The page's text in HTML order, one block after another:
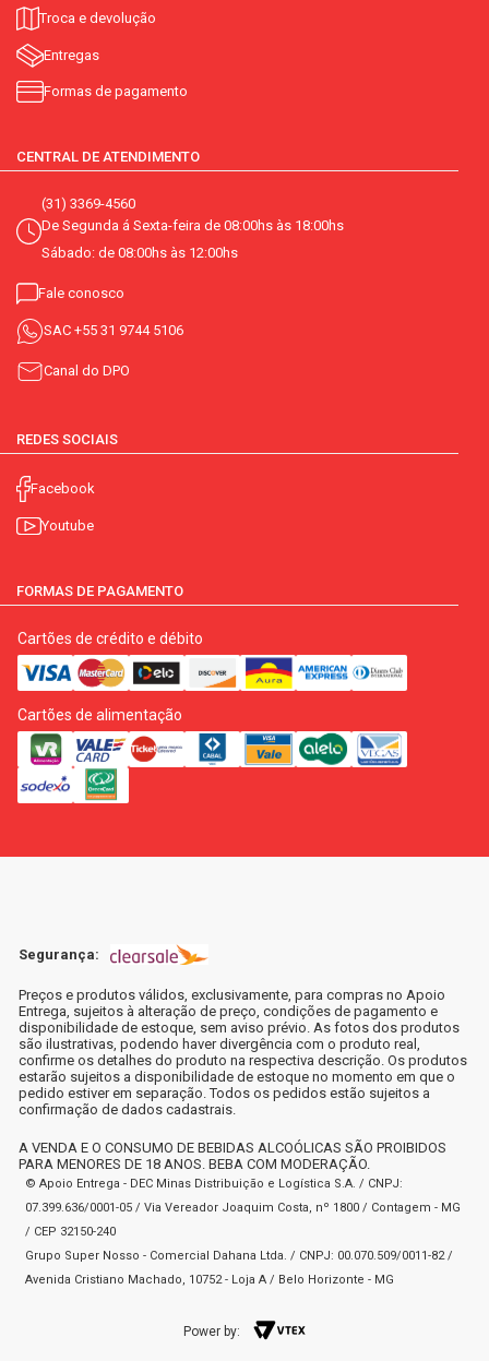
Troca e devolução
Entregas
Formas de pagamento
CENTRAL DE ATENDIMENTO
(31) 3369-4560
De Segunda á Sexta-feira de 08:00hs às 18:00hs
Sábado: de 08:00hs às 12:00hs
Fale conosco
SAC +55 31 9744 5106
Canal do DPO
REDES SOCIAIS
Facebook
Youtube
FORMAS DE PAGAMENTO
Cartões de crédito e débito
Cartões de alimentação
Segurança:
Preços e produtos válidos, exclusivamente, para compras no Apoio
Entrega, sujeitos à alteração de preço, condições de pagamento e
disponibilidade de estoque, sem aviso prévio. As fotos dos produtos
são ilustrativas, podendo haver divergência com o produto real,
confirme os detalhes do produto na respectiva descrição. Os produtos
estarão sujeitos a disponibilidade de estoque no momento em que o
pedido estiver em separação. Todos os pedidos estão sujeitos a
confirmação de dados cadastrais.
A VENDA E O CONSUMO DE BEBIDAS ALCOÓLICAS SÃO PROIBIDOS
PARA MENORES DE 18 ANOS. BEBA COM MODERAÇÃO.
© Apoio Entrega - DEC Minas Distribuição e Logística S.A. / CNPJ:
07.399.636/0001-05 / Via Vereador Joaquim Costa, nº 1800 / Contagem - MG
/ CEP 32150-240
Grupo Super Nosso - Comercial Dahana Ltda. / CNPJ: 00.070.509/0011-82 /
Avenida Cristiano Machado, 10752 - Loja A / Belo Horizonte - MG
Power by: